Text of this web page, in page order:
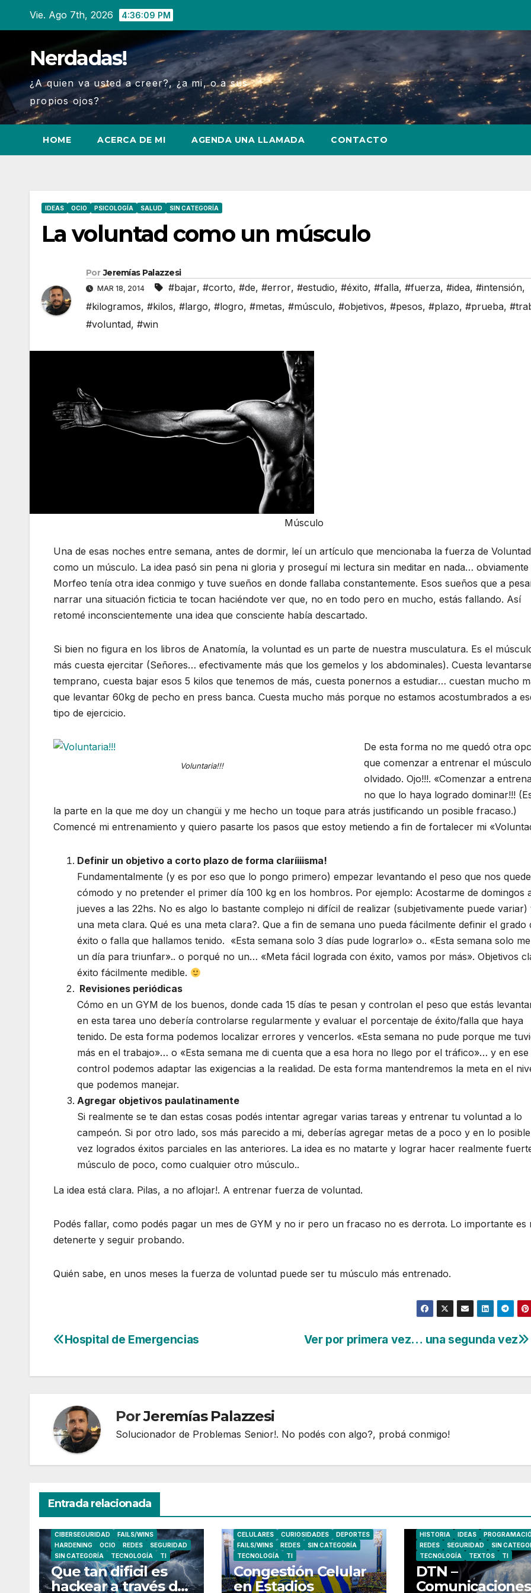
Vie. Ago 7th, 2026 4:36:10 PM
Nerdadas!
¿A quien va usted a creer?, ¿a mi, o a sus
propios ojos?
HOME ACERCA DE MI AGENDA UNA LLAMADA CONTACTO
IDEAS OCIO PSICOLOGÍA SALUD SIN CATEGORÍA
La voluntad como un músculo
Por Jeremías Palazzesi
MAR 18, 2014 #bajar, #corto, #de, #error, #estudio, #éxito, #falla, #fuerza, #idea, #intensión,
#kilogramos, #kilos, #largo, #logro, #metas, #músculo, #objetivos, #pesos, #plazo, #prueba,
#voluntad, #win
Músculo
Una de esas noches entre semana, antes de dormir, leí un artículo que mencionaba la fuerza de Voluntad
como un músculo. La idea pasó sin pena ni gloria y proseguí mi lectura sin meditar en nada… obviamente
Morfeo tenía otra idea conmigo y tuve sueños en donde fallaba constantemente. Esos sueños que a
narrar una situación ficticia te tocan haciéndote ver que, no en todo pero en mucho, estás fallando. Así
retomé inconscientemente una idea que consciente había descartado.
Si bien no figura en los libros de Anatomía, la voluntad es un parte de nuestra musculatura. Es el
más cuesta ejercitar (Señores… efectivamente más que los gemelos y los abdominales). Cuesta levantarse
temprano, cuesta bajar esos 5 kilos que tenemos de más, cuesta ponernos a estudiar… cuestan mucho
que levantar 60kg de pecho en press banca. Cuesta mucho más porque no estamos acostumbrados a
tipo de ejercicio.
Voluntaria!!!
De esta forma no me quedó otra
que comenzar a entrenar el
olvidado. Ojo!!!. «Comenzar a
no que lo haya logrado dominar!!!
la parte en la que me doy un changüi y me hecho un toque para atrás justificando un posible fracaso.)
Comencé mi entrenamiento y quiero pasarte los pasos que estoy metiendo a fin de fortalecer mi
Definir un objetivo a corto plazo de forma claríiiisma!
Fundamentalmente (y es por eso que lo pongo primero) empezar levantando el peso que nos quede
cómodo y no pretender el primer día 100 kg en los hombros. Por ejemplo: Acostarme de domingos
jueves a las 22hs. No es algo lo bastante complejo ni difícil de realizar (subjetivamente puede variar)
una meta clara. Qué es una meta clara?. Que a fin de semana uno pueda fácilmente definir el grado
éxito o falla que hallamos tenido. «Esta semana solo 3 días pude lograrlo» o.. «Esta semana solo
un día para triunfar».. o porqué no un… «Meta fácil lograda con éxito, vamos por más». Objetivos
éxito fácilmente medible.
Revisiones periódicas
Cómo en un GYM de los buenos, donde cada 15 días te pesan y controlan el peso que estás
en esta tarea uno debería controlarse regularmente y evaluar el porcentaje de éxito/falla que haya
tenido. De esta forma podemos localizar errores y vencerlos. «Esta semana no pude porque me
más en el trabajo»… o «Esta semana me di cuenta que a esa hora no llego por el tráfico»… y en ese
control podemos adaptar las exigencias a la realidad. De esta forma mantendremos la meta en el
que podemos manejar.
Agregar objetivos paulatinamente
Si realmente se te dan estas cosas podés intentar agregar varias tareas y entrenar tu voluntad a lo
campeón. Si por otro lado, sos más parecido a mi, deberías agregar metas de a poco y en lo
vez logrados éxitos parciales en las anteriores. La idea es no matarte y lograr hacer realmente
músculo de poco, como cualquier otro músculo..
La idea está clara. Pilas, a no aflojar!. A entrenar fuerza de voluntad.
Podés fallar, como podés pagar un mes de GYM y no ir pero un fracaso no es derrota. Lo importante es
detenerte y seguir probando.
Quién sabe, en unos meses la fuerza de voluntad puede ser tu músculo más entrenado.
Navegación
Ver por primera vez… una segunda vez
Hospital de Emergencias
PorJeremías Palazzesi
Solucionador de Problemas Senior!. No podés con algo?, probá conmigo!
Entrada relacionada
CIBERSEGURIDAD
FAILS/WINS
HARDENING
OCIO REDES
SEGURIDAD
SIN CATEGORÍA
TECNOLOGÍA TI
Que tan dificil es
hackear a través de
CELULARES CURIOSIDADES
DEPORTES
FAILS/WINS
REDES
SIN CATEGORÍA
TECNOLOGÍA
TI
Congestión Celular
en Estadios
HISTORIA
IDEAS
REDES
SEGURIDAD
SIN
TECNOLOGÍA
TEXTOS TI
DTN –
Comunicaciones